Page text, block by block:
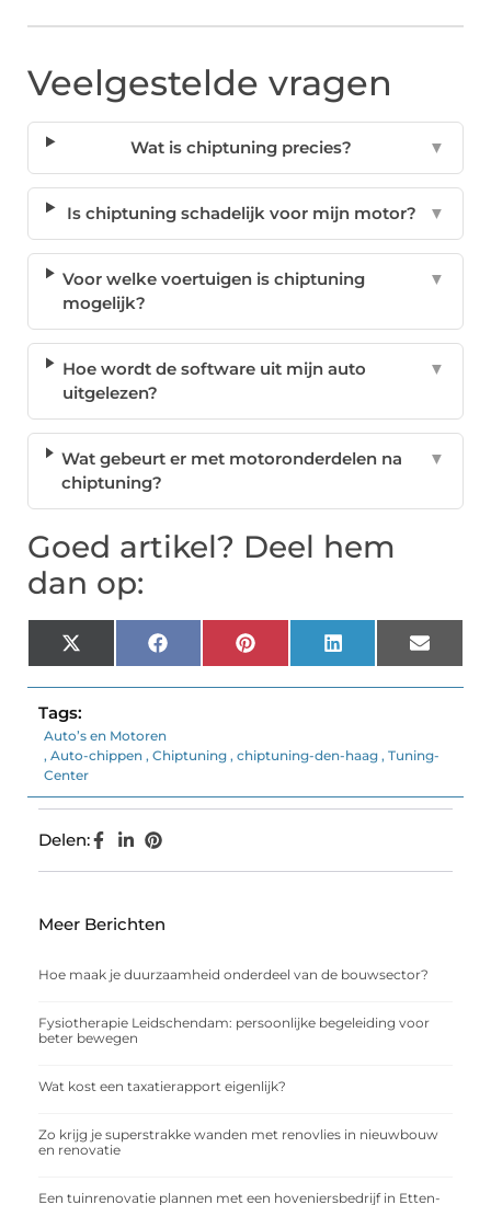
Veelgestelde vragen
Wat is chiptuning precies? ▼
Is chiptuning schadelijk voor mijn motor? ▼
Voor welke voertuigen is chiptuning
mogelijk?
▼
Hoe wordt de software uit mijn auto
uitgelezen?
▼
Wat gebeurt er met motoronderdelen na
chiptuning?
▼
Goed artikel? Deel hem
dan op:
X
(Twitter)
FacebookPinterest LinkedIn Email
Tags:
Auto’s en Motoren
, Auto-chippen , Chiptuning , chiptuning-den-haag , Tuning-
Center
Delen:
Meer Berichten
Hoe maak je duurzaamheid onderdeel van de bouwsector?
Fysiotherapie Leidschendam: persoonlijke begeleiding voor
beter bewegen
Wat kost een taxatierapport eigenlijk?
Zo krijg je superstrakke wanden met renovlies in nieuwbouw
en renovatie
Een tuinrenovatie plannen met een hoveniersbedrijf in Etten-